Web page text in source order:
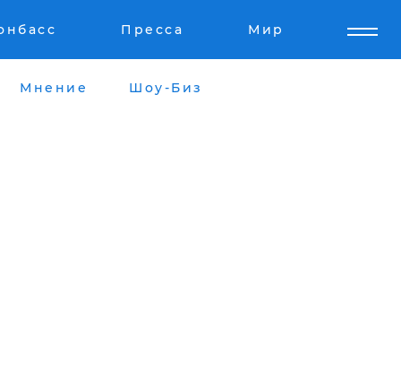
Пресса Мир
Мнение Шоу-Биз